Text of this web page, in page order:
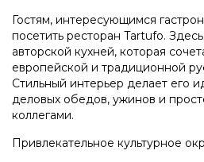
Гостям, интересующимся
посетить ресторан Tartufo.
авторской кухней, которая
европейской и традиционной
Стильный интерьер делает его
деловых обедов, ужинов и
коллегами.
Привлекательное культурное